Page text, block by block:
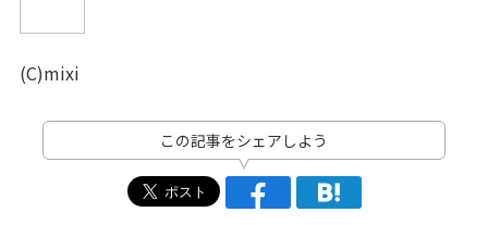
(C)mixi
この記事をシェアしよう